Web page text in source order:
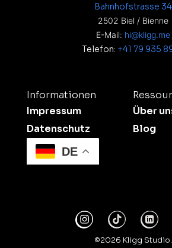
Bahnhofstrasse 34
2502 Biel / Bienne
E-Mail: hi@kligg.me
Telefon: +41 79 935
Informationen
Impressum
Datenschutz
Über
Blog
DE
©2026 Kligg Studio.